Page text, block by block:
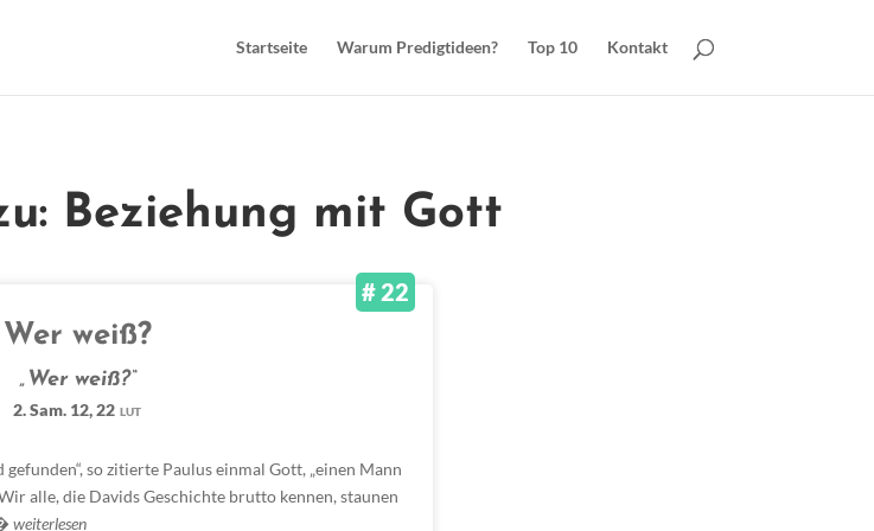
Startseite Warum Predigtideen? Top 10 Kontakt
Beziehung mit Gott
# 22
Wer weiß?
„Wer weiß?“
2. Sam. 12, 22 LUT
so zitierte Paulus einmal Gott, „einen Mann
alle, die Davids Geschichte brutto kennen, staunen
weiterlesen